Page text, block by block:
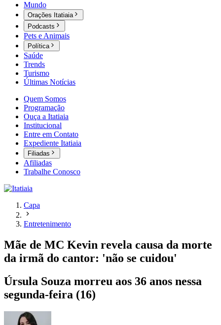
Mundo
Orações Itatiaia
Podcasts
Pets e Animais
Política
Saúde
Trends
Turismo
Últimas Notícias
Quem Somos
Programação
Ouça a Itatiaia
Institucional
Entre em Contato
Expediente Itatiaia
Filiadas
Afiliadas
Trabalhe Conosco
Capa
Entretenimento
Mãe de MC Kevin revela causa da morte
da irmã do cantor: 'não se cuidou'
Úrsula Souza morreu aos 36 anos nessa
segunda-feira (16)